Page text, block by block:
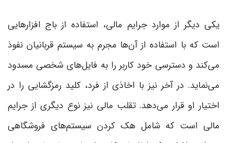
یکی دیگر از موارد جرایم مالی، استفاده از باج افزارهایی
است که با استفاده از آن‌ها مجرم به سیستم قربانیان نفوذ
می‌کند و دسترسی خود کاربر را به فایل‌های شخصی مسدود
می‌نماید. در آخر نیز با اخاذی از فرد، کلید رمزگشایی را در
اختیار او قرار می‌دهد. تقلب مالی نیز نوع دیگری از جرایم
مالی است که شامل هک کردن سیستم‌های فروشگاهی